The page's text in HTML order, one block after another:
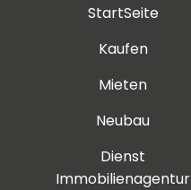
StartSeite
Kaufen
Mieten
Neubau
Dienst
Immobilienagentur